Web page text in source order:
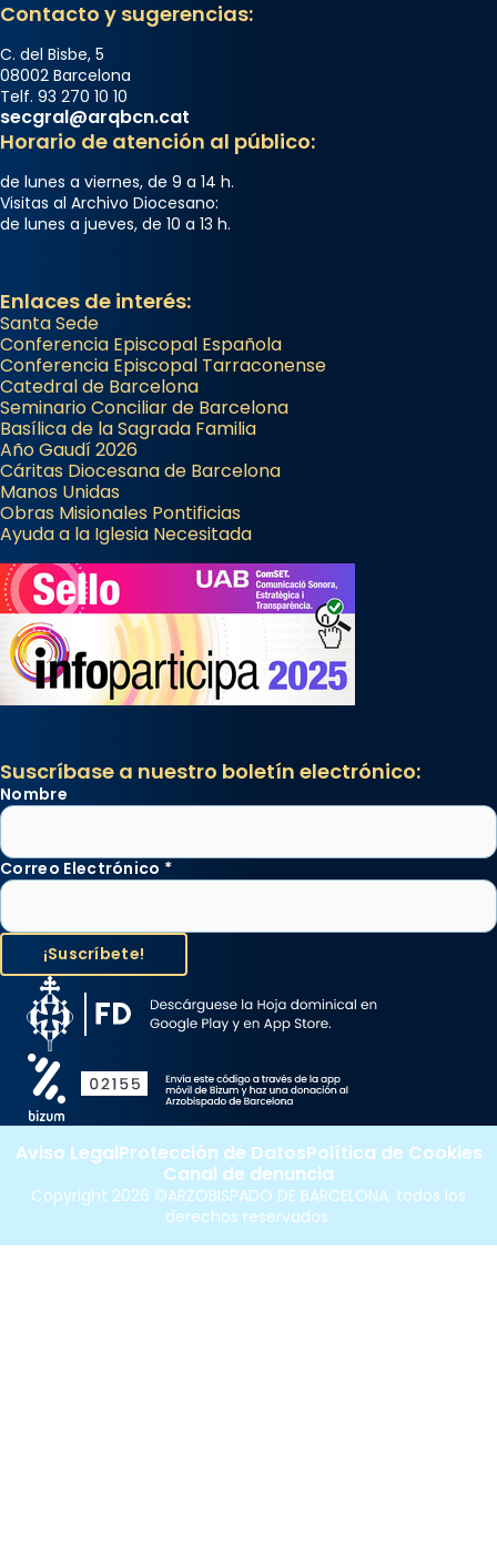
Contacto y sugerencias:
C. del Bisbe, 5
08002 Barcelona
Telf. 93 270 10 10
secgral@arqbcn.cat
Horario de atención al público:
de lunes a viernes, de 9 a 14 h.
Visitas al Archivo Diocesano:
de lunes a jueves, de 10 a 13 h.
Enlaces de interés:
Santa Sede
Conferencia Episcopal Española
Conferencia Episcopal Tarraconense
Catedral de Barcelona
Seminario Conciliar de Barcelona
Basílica de la Sagrada Familia
Año Gaudí 2026
Cáritas Diocesana de Barcelona
Manos Unidas
Obras Misionales Pontificias
Ayuda a la Iglesia Necesitada
Suscríbase a nuestro boletín electrónico:
Nombre
Correo Electrónico *
Copyright 2026 ©ARZOBISPADO DE BARCELONA, todos los
derechos reservados.
Aviso LegalProtección de DatosPolítica de Cookies
Canal de denuncia